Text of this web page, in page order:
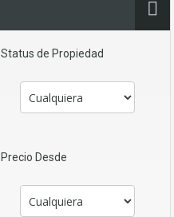
Status de Propiedad
Precio Desde